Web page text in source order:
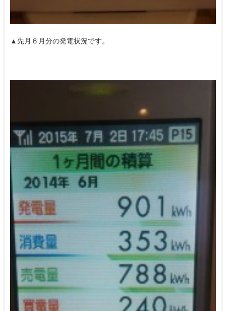
▲先月６月分の発電状況です。